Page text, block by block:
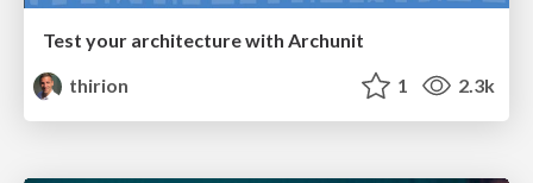
Test your architecture with Archunit
thirion
1 2.3k